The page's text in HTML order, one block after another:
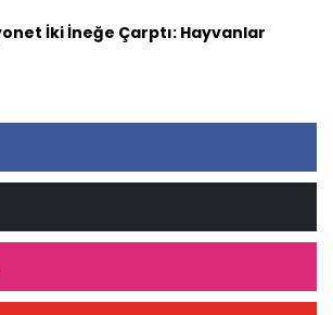
İki İneğe Çarptı: Hayvanlar